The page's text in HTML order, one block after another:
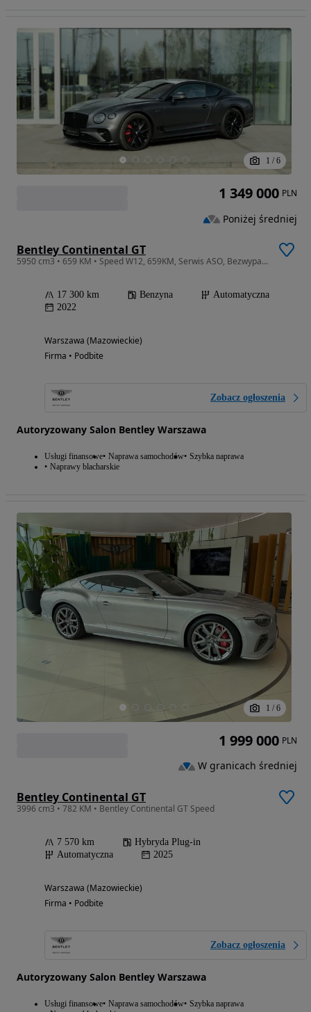
1 / 6
Bentley Continental GT
5950 cm3 • 659 KM • Speed W12, 659KM, Serwis ASO, Bezwypadkowy, Satin, VAT23%
17 300 km Benzyna
Automatyczna
2022
Warszawa (Mazowieckie)
Firma • Podbite
Zobacz ogłoszenia
Autoryzowany Salon Bentley Warszawa
Usługi finansowe Naprawa samochodów Szybka naprawa
Naprawy blacharskie
1 349 000 PLN
Poniżej średniej
1 / 6
Bentley Continental GT
3996 cm3 • 782 KM • Bentley Continental GT Speed
7 570 km
Hybryda Plug-in
Automatyczna
2025
Warszawa (Mazowieckie)
Firma • Podbite
Zobacz ogłoszenia
Autoryzowany Salon Bentley Warszawa
Usługi finansowe Naprawa samochodów Szybka naprawa
1 999 000 PLN
W granicach średniej